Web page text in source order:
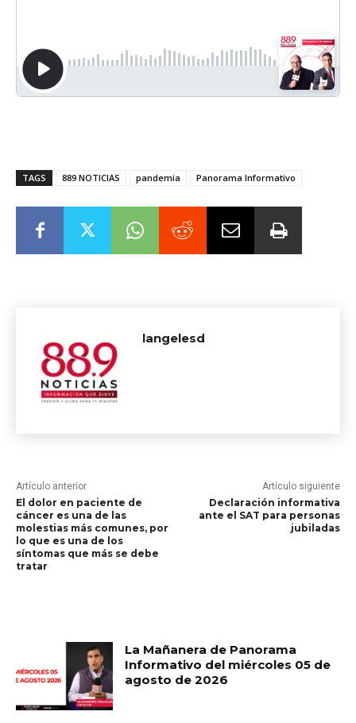
TAGS 889 NOTICIAS pandemia Panorama Informativo
langelesd
Artículo anterior
El dolor en paciente de
cáncer es una de las
molestias más comunes, por
lo que es una de los
síntomas que más se debe
tratar
Artículo siguiente
Declaración informativa
ante el SAT para personas
jubiladas
La Mañanera de Panorama
Informativo del miércoles 05 de
agosto de 2026